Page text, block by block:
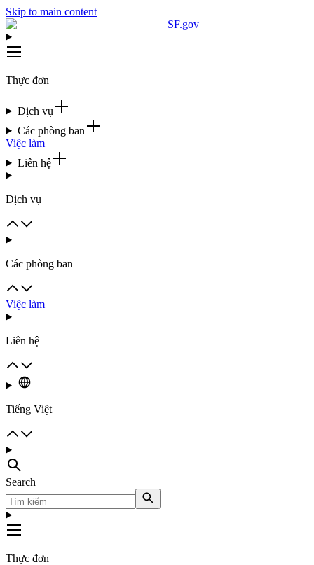
Skip to main content
SF.gov
Thực đơn
Dịch vụ
Các phòng ban
Việc làm
Liên hệ
Dịch vụ
Các phòng ban
Việc làm
Liên hệ
Tiếng Việt
Search
Thực đơn